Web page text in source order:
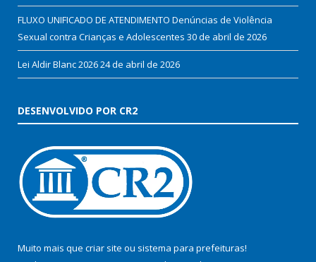
FLUXO UNIFICADO DE ATENDIMENTO Denúncias de Violência
Sexual contra Crianças e Adolescentes 30 de abril de 2026
Lei Aldir Blanc 202624 de abril de 2026
DESENVOLVIDO POR CR2
Muito mais que criar site ou sistema para prefeituras!